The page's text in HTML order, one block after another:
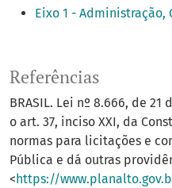
Eixo 1 - Administração,
Referências
BRASIL. Lei nº 8.666, de 21
o art. 37, inciso XXI, da
normas para licitações e
Pública e dá outras
< https://